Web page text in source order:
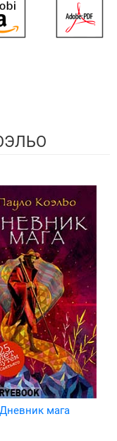
Дневник мага